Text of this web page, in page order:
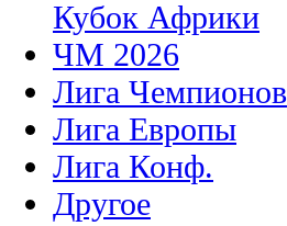
Кубок Африки
ЧМ 2026
Лига Чемпионов
Лига Европы
Лига Конф.
Другое